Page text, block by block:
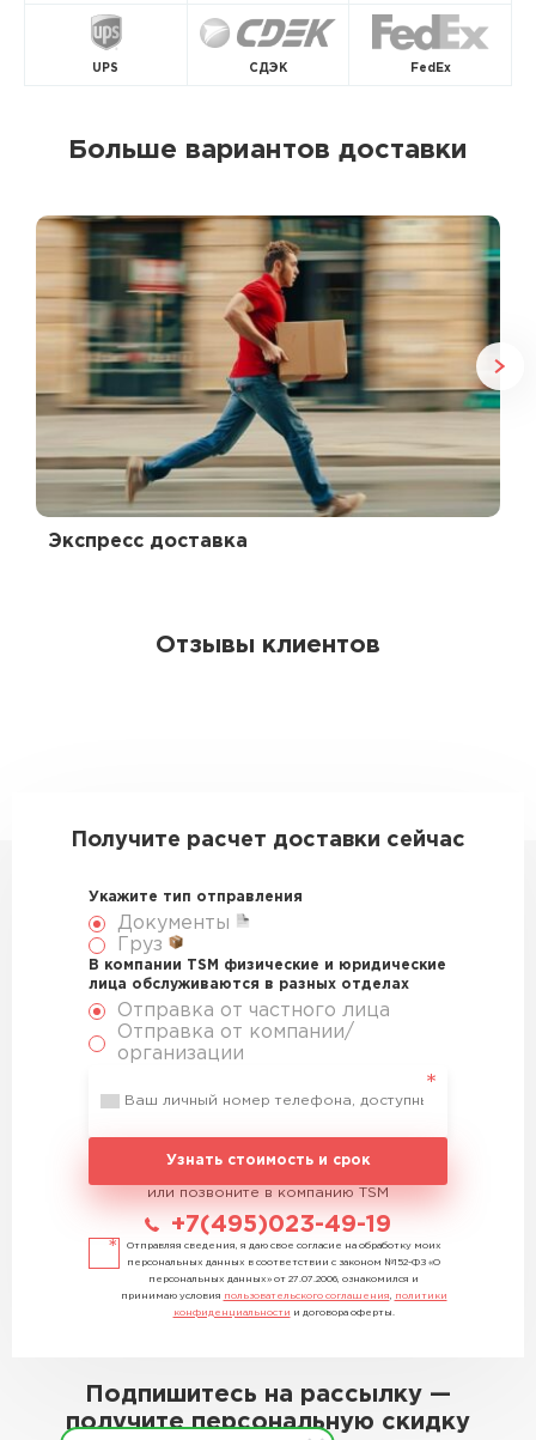
UPS СДЭК FedEx
Больше вариантов доставки
Экспресс доставка
Отзывы клиентов
Получите расчет доставки сейчас
Укажите тип отправления
Документы
Груз
В компании TSM физические и юридические
лица обслуживаются в разных отделах
Отправка от частного лица
Отправка от компании/
организации
Узнать стоимость и срок
или позвоните в компанию TSM
+7(495)023-49-19
Отправляя сведения, я даю свое согласие на обработку моих
персональных данных в соответствии с законом №152-ФЗ «О
персональных данных» от 27.07.2006, ознакомился и
принимаю условия пользовательского соглашения
политики
конфиденциальности и договора оферты.
Подпишитесь на рассылку —
получите персональную скидку